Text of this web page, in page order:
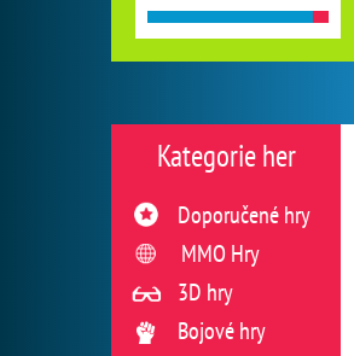
Kategorie her
Doporučené hry
MMO Hry
3D hry
Bojové hry